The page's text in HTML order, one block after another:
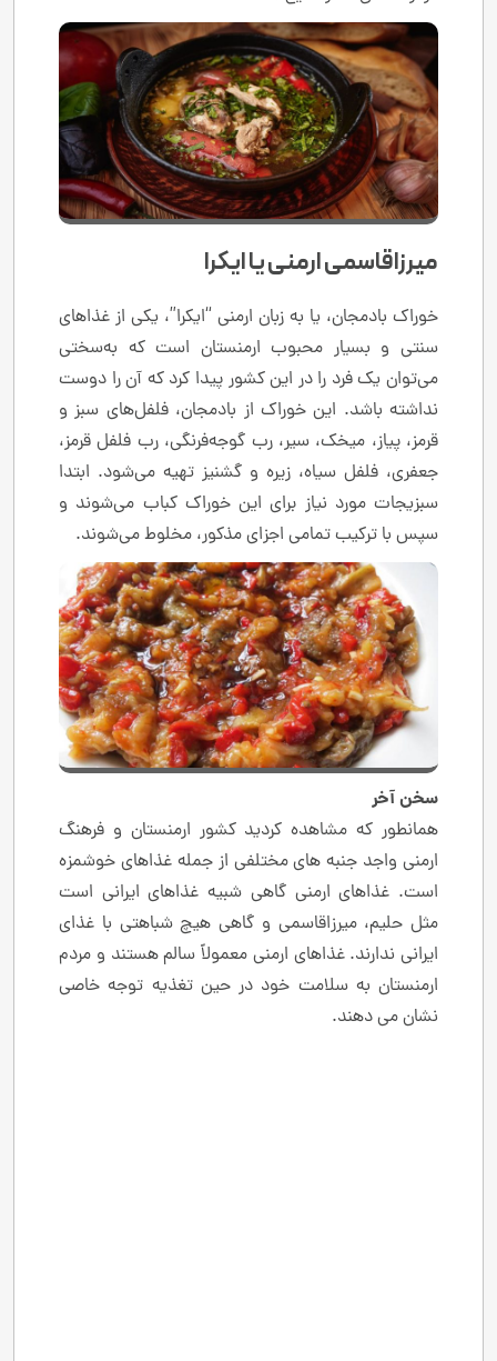
میرزاقاسمی ارمنی یا ایکرا
خوراک بادمجان، یا به زبان ارمنی “ایکرا”، یکی از غذاهای
سنتی و بسیار محبوب ارمنستان است که به‌سختی
می‌توان یک فرد را در این کشور پیدا کرد که آن را دوست
نداشته باشد. این خوراک از بادمجان، فلفل‌های سبز و
قرمز، پیاز، میخک، سیر، رب گوجه‌فرنگی، رب فلفل قرمز،
جعفری، فلفل سیاه، زیره و گشنیز تهیه می‌شود. ابتدا
سبزیجات مورد نیاز برای این خوراک کباب می‌شوند و
سپس با ترکیب تمامی اجزای مذکور، مخلوط می‌شوند.
سخن آخر
همانطور که مشاهده کردید کشور ارمنستان و فرهنگ
ارمنی واجد جنبه های مختلفی از جمله غذاهای خوشمزه
است. غذاهای ارمنی گاهی شبیه غذاهای ایرانی است
مثل حلیم، میرزاقاسمی و گاهی هیچ شباهتی با غذای
ایرانی ندارند. غذاهای ارمنی معمولاً سالم هستند و مردم
ارمنستان به سلامت خود در حین تغذیه توجه خاصی
نشان می دهند.